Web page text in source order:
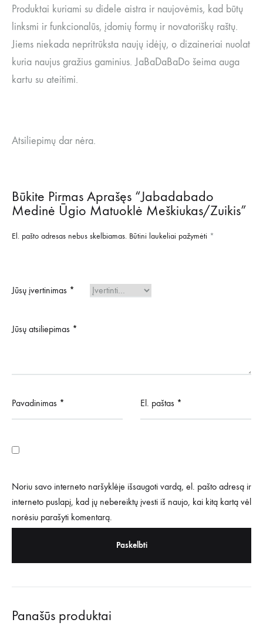
Produktai kuriami su didele aistra ir naujovėmis, kad būtų
linksmi ir funkcionalūs, įdomių formų ir novatoriškų raštų.
Jiems niekada nepritrūksta naujų idėjų, o dizaineriai nuolat
kuria naujus gražius gaminius. JaBaDaBaDo šeima auga
kartu su ateitimi.
Atsiliepimų dar nėra.
Būkite Pirmas Aprašęs “Jabadabado
Medinė Ūgio Matuoklė Meškiukas/Zuikis”
El. pašto adresas nebus skelbiamas. Būtini laukeliai pažymėti *
Jūsų įvertinimas *
Jūsų atsiliepimas *
Pavadinimas * El. paštas *
Noriu savo interneto naršyklėje išsaugoti vardą, el. pašto adresą ir
interneto puslapį, kad jų nebereiktų įvesti iš naujo, kai kitą kartą vėl
norėsiu parašyti komentarą.
Panašūs produktai